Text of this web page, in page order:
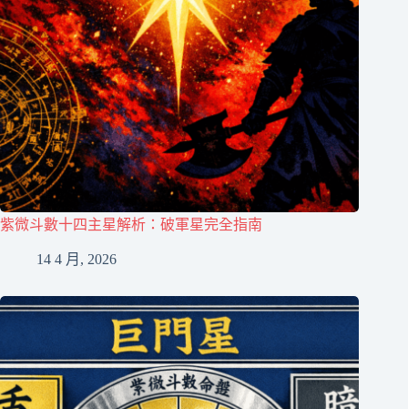
紫微斗數十四主星解析：破軍星完全指南
14 4 月, 2026